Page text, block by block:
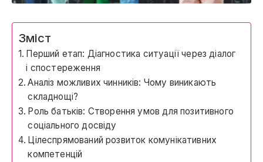
Зміст
Перший етап: Діагностика ситуації через діалог
і спостереження
Аналіз можливих чинників: Чому виникають
складнощі?
Роль батьків: Створення умов для позитивного
соціального досвіду
Цілеспрямований розвиток комунікативних
компетенцій